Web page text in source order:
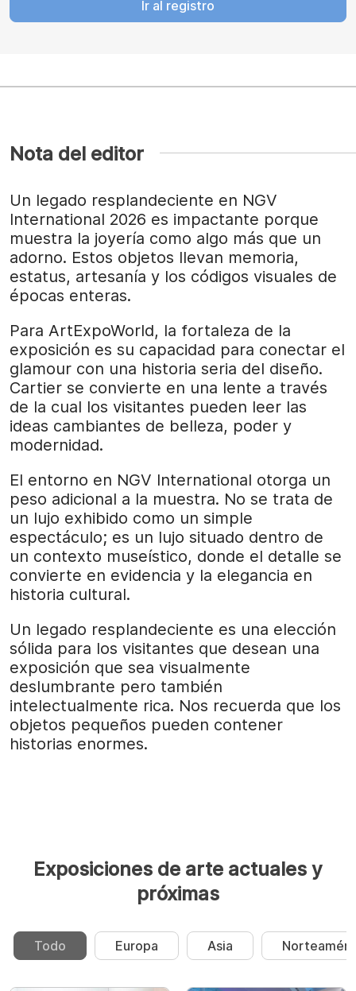
Ir al registro
Nota del editor
Un legado resplandeciente en NGV
International 2026 es impactante porque
muestra la joyería como algo más que un
adorno. Estos objetos llevan memoria,
estatus, artesanía y los códigos visuales de
épocas enteras.
Para ArtExpoWorld, la fortaleza de la
exposición es su capacidad para conectar el
glamour con una historia seria del diseño.
Cartier se convierte en una lente a través
de la cual los visitantes pueden leer las
ideas cambiantes de belleza, poder y
modernidad.
El entorno en NGV International otorga un
peso adicional a la muestra. No se trata de
un lujo exhibido como un simple
espectáculo; es un lujo situado dentro de
un contexto museístico, donde el detalle se
convierte en evidencia y la elegancia en
historia cultural.
Un legado resplandeciente es una elección
sólida para los visitantes que desean una
exposición que sea visualmente
deslumbrante pero también
intelectualmente rica. Nos recuerda que los
objetos pequeños pueden contener
historias enormes.
Exposiciones de arte actuales y
próximas
Todo Europa Asia